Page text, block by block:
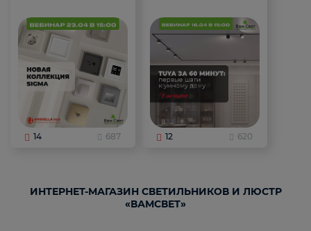
14 687 12 620
ИНТЕРНЕТ-МАГАЗИН СВЕТИЛЬНИКОВ И ЛЮСТР
«ВАМСВЕТ»